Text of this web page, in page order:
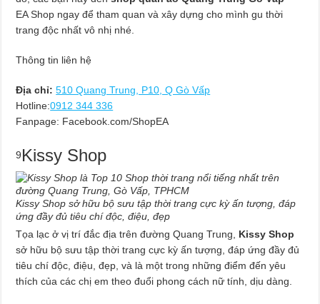
EA Shop ngay để tham quan và xây dựng cho mình gu thời
trang độc nhất vô nhị nhé.
Thông tin liên hệ
Địa chỉ: 510 Quang Trung, P10, Q Gò Vấp
Hotline:0912 344 336
Fanpage: Facebook.com/ShopEA
9Kissy Shop
Kissy Shop sở hữu bộ sưu tập thời trang cực kỳ ấn tượng, đáp
ứng đầy đủ tiêu chí độc, điệu, đẹp
Tọa lạc ở vị trí đắc địa trên đường Quang Trung, Kissy Shop
sở hữu bộ sưu tập thời trang cực kỳ ấn tượng, đáp ứng đầy đủ
tiêu chí độc, điệu, đẹp, và là một trong những điểm đến yêu
thích của các chị em theo đuổi phong cách nữ tính, dịu dàng.